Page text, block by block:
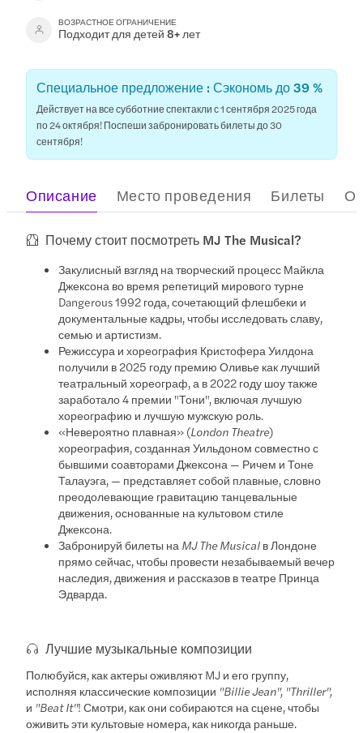
ВОЗРАСТНОЕ ОГРАНИЧЕНИЕ
Подходит для детей 8+ лет
Специальное предложение : Сэкономь до 39 %
Действует на все субботние спектакли с 1 сентября 2025 года
по 24 октября! Поспеши забронировать билеты до 30
сентября!
Описание Место проведения Билеты
Почему стоит посмотреть MJ The Musical?
Закулисный взгляд на творческий процесс Майкла
Джексона во время репетиций мирового турне
Dangerous 1992 года, сочетающий флешбеки и
документальные кадры, чтобы исследовать славу,
семью и артистизм.
Режиссура и хореография Кристофера Уилдона
получили в 2025 году премию Оливье как лучший
театральный хореограф, а в 2022 году шоу также
заработало 4 премии "Тони", включая лучшую
хореографию и лучшую мужскую роль.
«Невероятно плавная» (London Theatre)
хореография, созданная Уильдоном совместно с
бывшими соавторами Джексона — Ричем и Тоне
Талауэга, — представляет собой плавные, словно
преодолевающие гравитацию танцевальные
движения, основанные на культовом стиле
Джексона.
Забронируй билеты на MJ The Musical в Лондоне
прямо сейчас, чтобы провести незабываемый вечер
наследия, движения и рассказов в театре Принца
Эдварда.
Лучшие музыкальные композиции
Полюбуйся, как актеры оживляют MJ и его группу,
исполняя классические композиции "Billie Jean", "Thriller",
и "Beat It"! Смотри, как они собираются на сцене, чтобы
оживить эти культовые номера, как никогда раньше.